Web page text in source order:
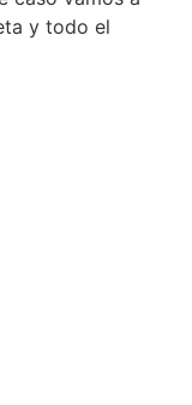
y todo el